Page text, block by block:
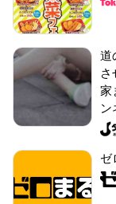
道
さ
家
ン
ゼ